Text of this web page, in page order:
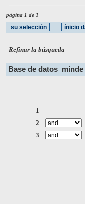
página 1 de 1
Refinar la búsqueda
Base de datos
1
2
3